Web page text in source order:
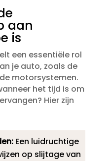
aan
is
een essentiële rol
je auto, zoals de
motorsystemen.​
het tijd is om
Hier zijn
Een luidruchtige
op slijtage van